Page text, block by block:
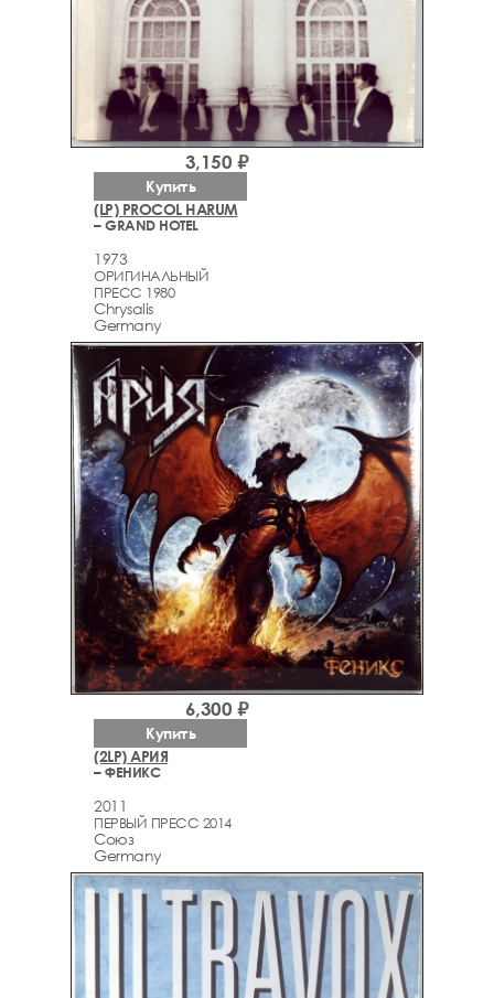
(LP) PROCOL HARUM
– GRAND HOTEL
1973
ОРИГИНАЛЬНЫЙ
ПРЕСС 1980
Chrysalis
Germany
3,150 ₽
Купить
(2LP) АРИЯ
– ФЕНИКС
2011
ПЕРВЫЙ ПРЕСС 2014
Союз
Germany
6,300 ₽
Купить